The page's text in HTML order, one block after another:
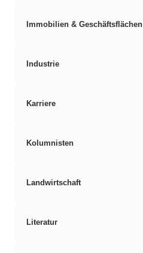
Immobilien & Geschäftsflächen
Industrie
Karriere
Kolumnisten
Landwirtschaft
Literatur